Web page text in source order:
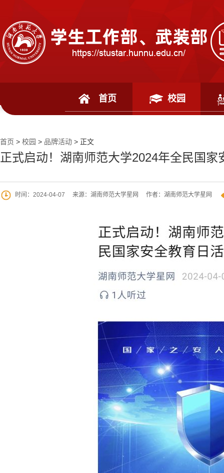
首页 校园
首页 > 校园 > 品牌活动 > 正文
正式启动！湖南师范大学2024年全民国家
时间：2024-04-07 来源：湖南师范大学星网 作者：湖南师范大学星网